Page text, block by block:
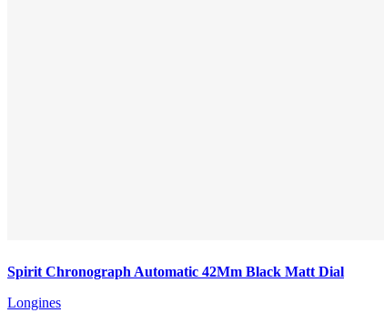
Spirit Chronograph Automatic 42Mm Black Matt Dial
Longines